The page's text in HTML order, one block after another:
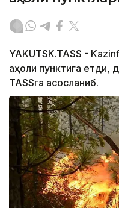
YAKUTSK.TASS -
аҳоли пунктига етди,
TASSга асосланиб.